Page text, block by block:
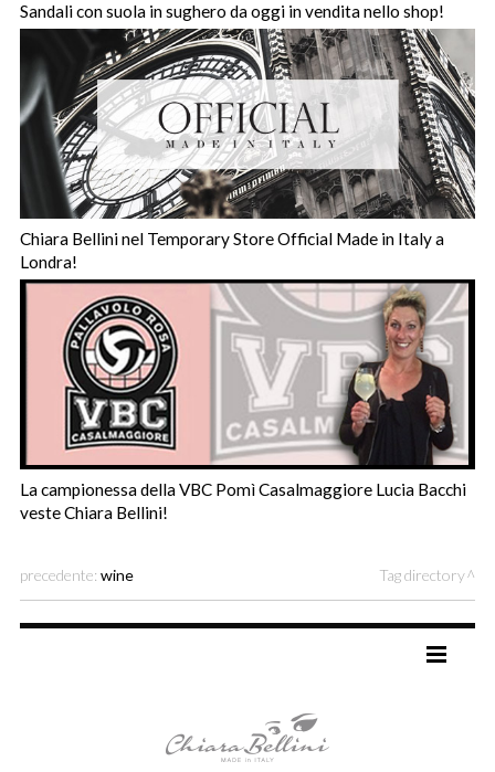
Sandali con suola in sughero da oggi in vendita nello shop!
Chiara Bellini nel Temporary Store Official Made in Italy a
Londra!
La campionessa della VBC Pomì Casalmaggiore Lucia Bacchi
veste Chiara Bellini!
precedente: wine Tag directory
SITE MAP